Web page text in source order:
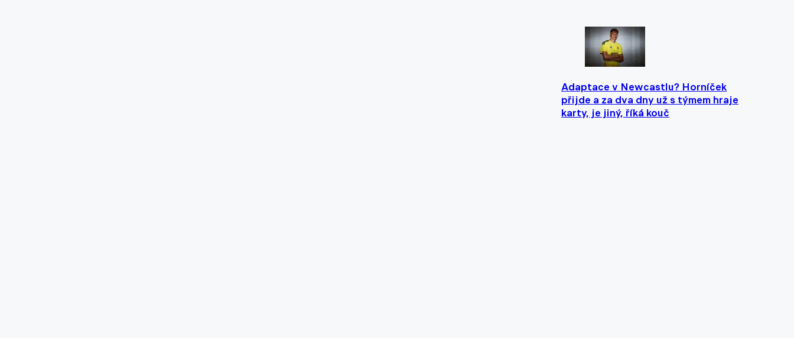
Adaptace v Newcastlu? Horníček
přijde a za dva dny už s týmem hraje
karty, je jiný, říká kouč